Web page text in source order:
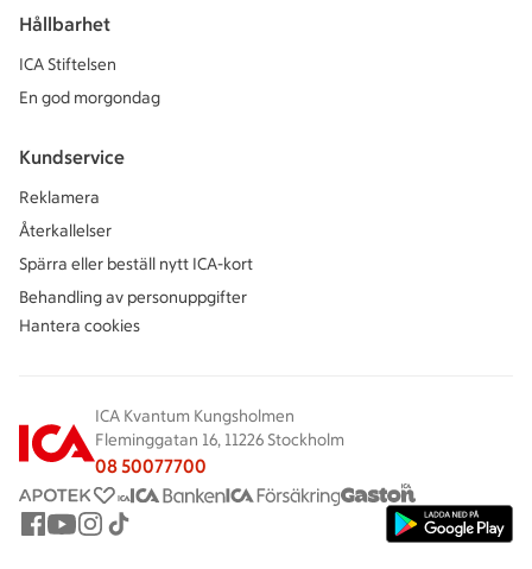
Hållbarhet
ICA Stiftelsen
En god morgondag
Kundservice
Reklamera
Återkallelser
Spärra eller beställ nytt ICA-kort
Behandling av personuppgifter
Hantera cookies
ICA Kvantum Kungsholmen
Fleminggatan 16, 11226 Stockholm
08 50077700